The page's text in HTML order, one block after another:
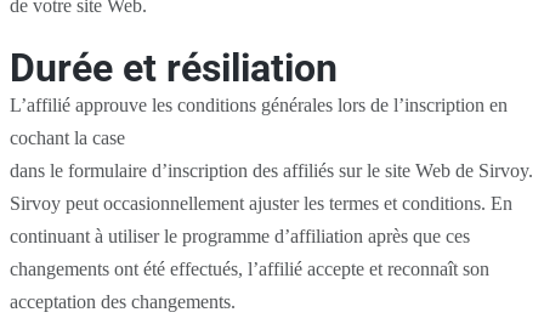
de votre site Web.
Durée et résiliation
L’affilié approuve les conditions générales lors de l’inscription en
cochant la case
dans le formulaire d’inscription des affiliés sur le site Web de Sirvoy.
Sirvoy peut occasionnellement ajuster les termes et conditions. En
continuant à utiliser le programme d’affiliation après que ces
changements ont été effectués, l’affilié accepte et reconnaît son
acceptation des changements.